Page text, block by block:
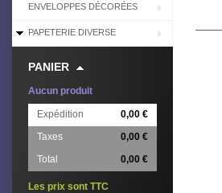
ENVELOPPES DÉCORÉES
PAPETERIE DIVERSE
PANIER
Aucun produit
Expédition
0,00 €
Taxes
0,00 €
Total
0,00 €
Les prix sont TTC